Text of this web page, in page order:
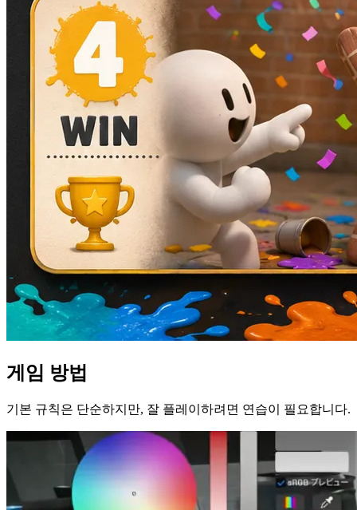
게임 방법
기본 규칙은 단순하지만, 잘 플레이하려면 연습이 필요합니다.